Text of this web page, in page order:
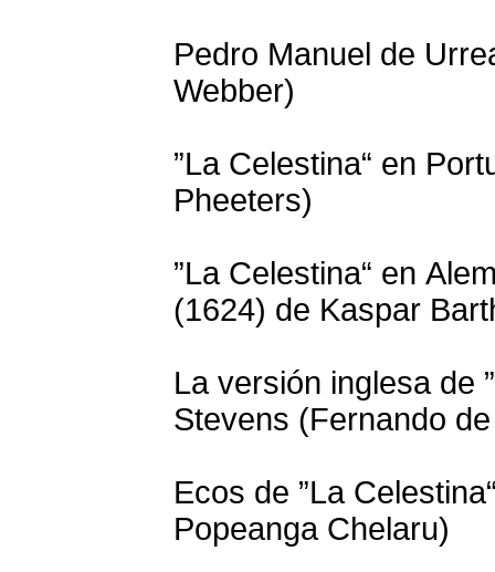
Pedro Manuel de
Webber)
”La Celestina“ en
Pheeters)
”La Celestina“ en
(1624) de Kaspar
La versión inglesa de
Stevens (Fernando
Ecos de ”La
Popeanga Chelaru)